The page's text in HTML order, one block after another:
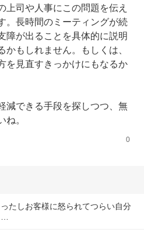
上司や人事にこの問題を伝え
。長時間のミーティングが続
障が出ることを具体的に説明
もしれません。もしくは、
を見直すきっかけにもなるか
減できる手段を探しつつ、無
ね。
0
たしお客様に怒られてつらい自分